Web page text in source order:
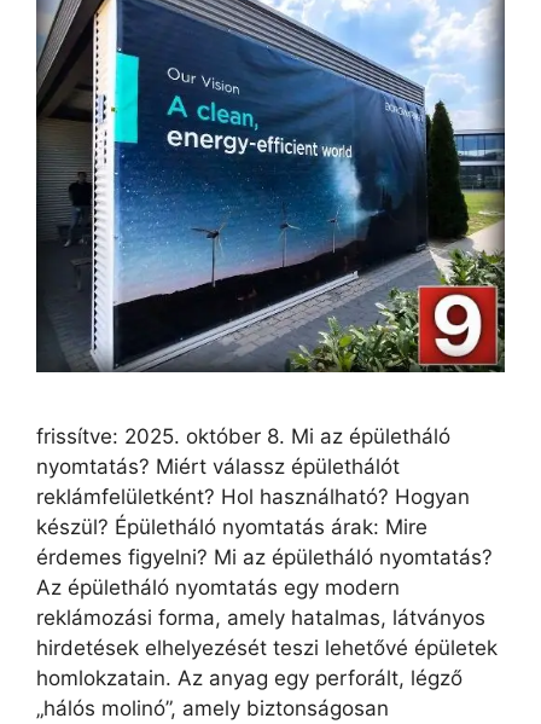
frissítve: 2025. október 8. Mi az épületháló
nyomtatás? Miért válassz épülethálót
reklámfelületként? Hol használható? Hogyan
készül? Épületháló nyomtatás árak: Mire
érdemes figyelni? Mi az épületháló nyomtatás?
Az épületháló nyomtatás egy modern
reklámozási forma, amely hatalmas, látványos
hirdetések elhelyezését teszi lehetővé épületek
homlokzatain. Az anyag egy perforált, légző
„hálós molinó”, amely biztonságosan